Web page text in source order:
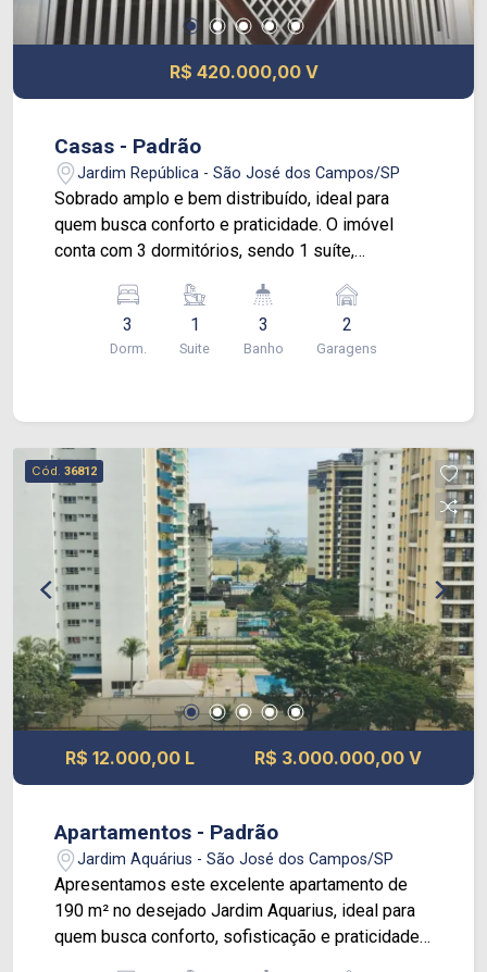
R$ 420.000,00 V
Casas - Padrão
Jardim República - São José dos Campos/SP
Sobrado amplo e bem distribuído, ideal para
quem busca conforto e praticidade. O imóvel
conta com 3 dormitórios, sendo 1 suíte,
toda a família. Dispõe de 2 vagas de garagem e
uma excelente área de lazer com churrasqueira e
fogão a lenha, perfeita para reunir amigos e
em geral, oferecendo toda a comodidade
necessária para o dia a dia. Uma excelente
oportunidade para morar com qualidade de vida
em um bairro completo e de fácil acesso. Agende
uma visita e venha conhecer este belo imóvel!
3
Dorm.
1
Suite
3
Banho
2
Garagens
Cód. 36812
R$ 12.000,00 L R$ 3.000.000,00 V
Apartamentos - Padrão
Jardim Aquárius - São José dos Campos/SP
Apresentamos este excelente apartamento de
190 m² no desejado Jardim Aquarius, ideal para
quem busca conforto, sofisticação e praticidade.